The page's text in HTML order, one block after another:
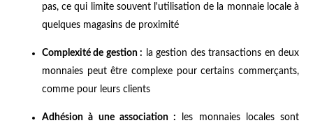
pas, ce qui limite souvent l'utilisation de la monnaie locale à
quelques magasins de proximité
Complexité de gestion : la gestion des transactions en deux
monnaies peut être complexe pour certains commerçants,
comme pour leurs clients
Adhésion à une association : les monnaies locales sont